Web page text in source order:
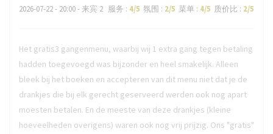
2026-07-22- 20:00 - 来宾 2 服务 : 4/5 氛围 : 2/5 菜单 : 4/5 质价比 : 2/5
Het gratis3 gangenmenu, waarbij wij 1 extra gang tegen betaling
hadden toegevoegd was bijzonder en heel smakelijk. Alleen
bleek bij het boeken en accepteren van dit menu niet dat je de
drankjes die bij elk gerecht geserveerd werden ook nog apart
moesten betalen. En de meeste van deze drankjes (kleine
hoeveelheden overigens) waren ook nog vrij prijzig. Ons "gratis"